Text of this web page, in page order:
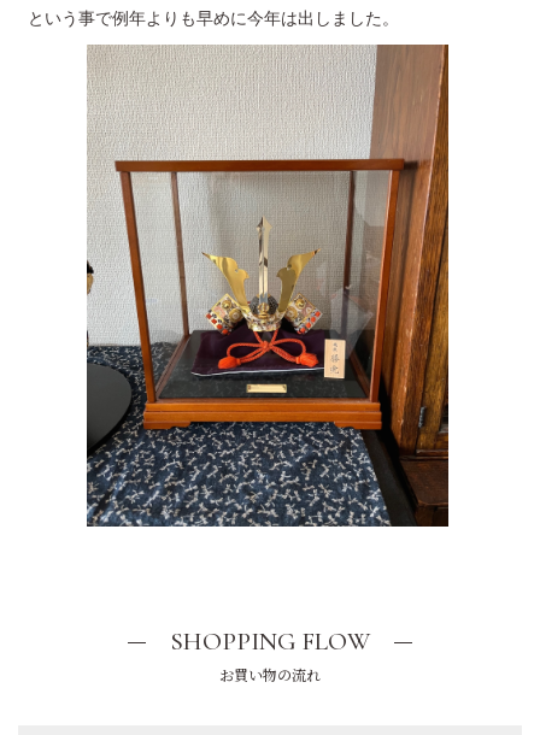
という事で例年よりも早めに今年は出しました。
SHOPPING FLOW
お買い物の流れ